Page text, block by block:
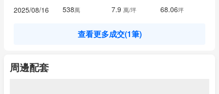
2025/08/16 538萬 7.9 萬/坪 68.06坪
查看更多成交(1筆)
周邊配套